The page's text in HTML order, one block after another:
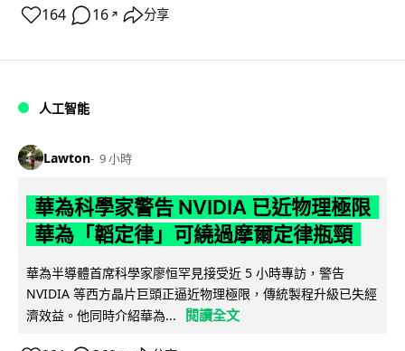
164 16 ↗ 分享
人工智能
Lawton 9 小時
華為科學家警告 NVIDIA 已近物理極限
華為「韜定律」可繞過摩爾定律瓶頸
華為半導體首席科學家廖恒罕見接受近 5 小時專訪，警告
NVIDIA 等西方晶片巨頭正逼近物理極限，傳統製程升級已失經
濟效益。他同時介紹華為...
閱讀全文